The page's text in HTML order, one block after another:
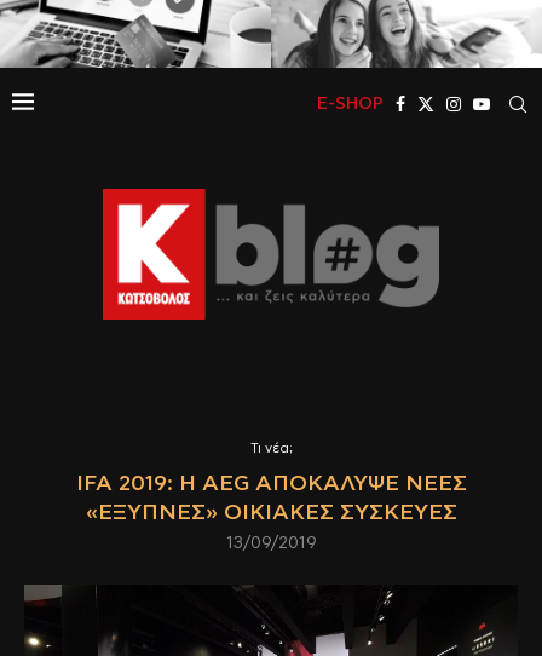
E-SHOP
Τι νέα;
IFA 2019: Η AEG ΑΠΟΚΆΛΥΨΕ ΝΈΕΣ
«ΈΞΥΠΝΕΣ» ΟΙΚΙΑΚΈΣ ΣΥΣΚΕΥΈΣ
13/09/2019